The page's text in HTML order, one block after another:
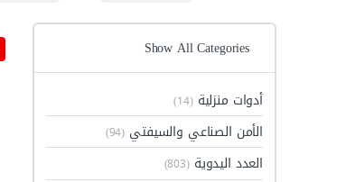
Show All Categories
أدوات منزلية(14)
الأمن الصناعي والسيفتي (94)
العدد اليدوية(803)